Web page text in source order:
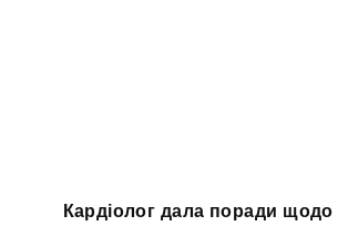
Кардіолог дала поради щодо